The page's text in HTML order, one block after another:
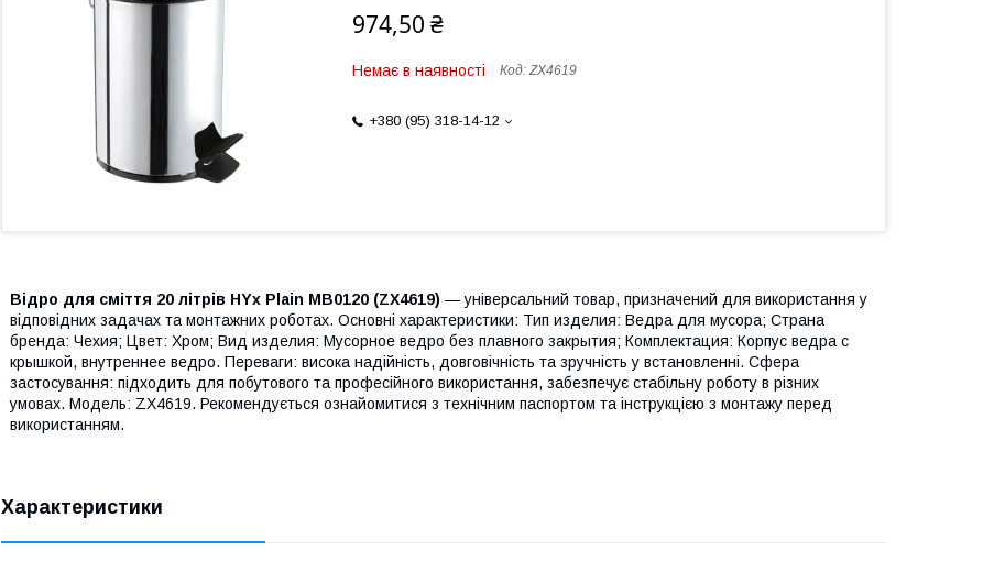
974,50 ₴
Немає в наявності Код: ZX4619
+380 (95) 318-14-12
Відро для сміття 20 літрів HYx Plain MB0120 (ZX4619) — універсальний товар, призначений для використання у
відповідних задачах та монтажних роботах. Основні характеристики: Тип изделия: Ведра для мусора; Страна
бренда: Чехия; Цвет: Хром; Вид изделия: Мусорное ведро без плавного закрытия; Комплектация: Корпус ведра с
крышкой, внутреннее ведро. Переваги: висока надійність, довговічність та зручність у встановленні. Сфера
застосування: підходить для побутового та професійного використання, забезпечує стабільну роботу в різних
умовах. Модель: ZX4619. Рекомендується ознайомитися з технічним паспортом та інструкцією з монтажу перед
використанням.
Характеристики